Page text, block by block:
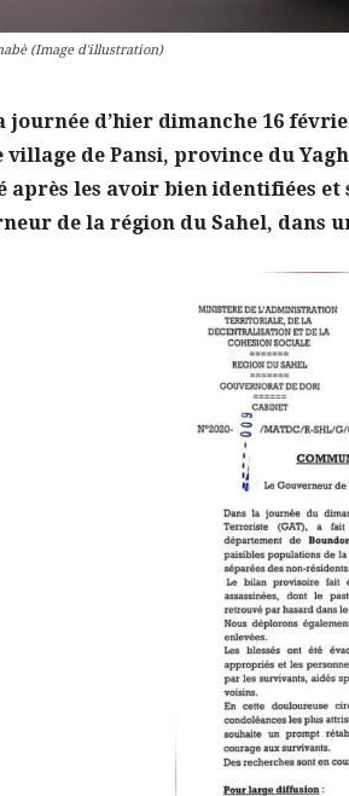
(Image d'illustration)
journée d’hier dimanche 16
village de Pansi, province du
après les avoir bien identifiées et
de la région du Sahel, dans